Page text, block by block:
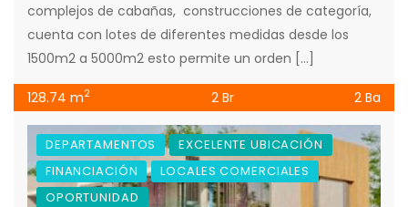
complejos de cabañas, construcciones de categoría,
cuenta con lotes de diferentes medidas desde los
1500m2 a 5000m2 esto permite un orden […]
128.74 m2 2 Br 2 Ba
DEPARTAMENTOS
EXCELENTE UBICACIÓN
FINANCIACIÓN
LOCALES COMERCIALES
OPORTUNIDAD